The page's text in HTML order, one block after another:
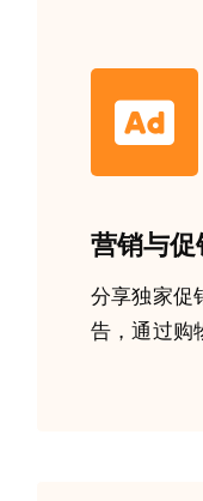
营销与促
分享独家促
告，通过购